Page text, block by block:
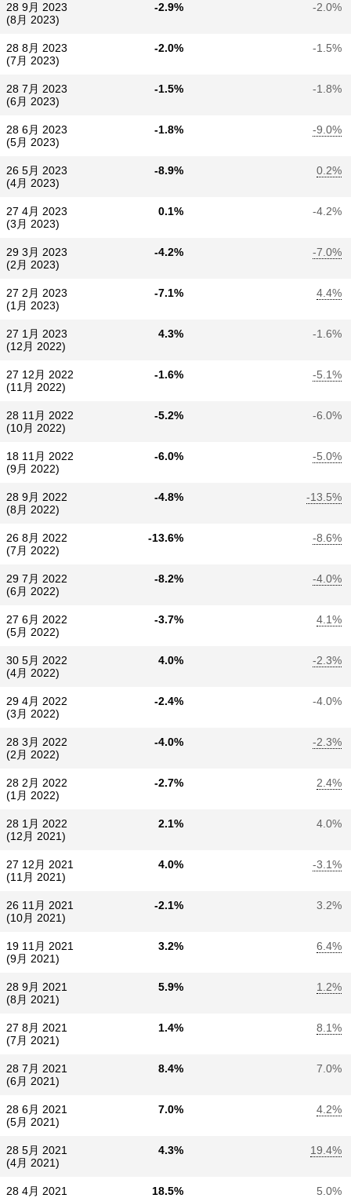
28 9月 2023
(8月 2023)
-2.9% -2.0%
28 8月 2023
(7月 2023)
-2.0% -1.5%
28 7月 2023
(6月 2023)
-1.5% -1.8%
28 6月 2023
(5月 2023)
-1.8% -9.0%
26 5月 2023
(4月 2023)
-8.9% 0.2%
27 4月 2023
(3月 2023)
0.1% -4.2%
29 3月 2023
(2月 2023)
-4.2% -7.0%
27 2月 2023
(1月 2023)
-7.1% 4.4%
27 1月 2023
(12月 2022)
4.3% -1.6%
27 12月 2022
(11月 2022)
-1.6% -5.1%
28 11月 2022
(10月 2022)
-5.2% -6.0%
18 11月 2022
(9月 2022)
-6.0% -5.0%
28 9月 2022
(8月 2022)
-4.8% -13.5%
26 8月 2022
(7月 2022)
-13.6% -8.6%
29 7月 2022
(6月 2022)
-8.2% -4.0%
27 6月 2022
(5月 2022)
-3.7% 4.1%
30 5月 2022
(4月 2022)
4.0% -2.3%
29 4月 2022
(3月 2022)
-2.4% -4.0%
28 3月 2022
(2月 2022)
-4.0% -2.3%
28 2月 2022
(1月 2022)
-2.7% 2.4%
28 1月 2022
(12月 2021)
2.1% 4.0%
27 12月 2021
(11月 2021)
4.0% -3.1%
26 11月 2021
(10月 2021)
-2.1% 3.2%
19 11月 2021
(9月 2021)
3.2% 6.4%
28 9月 2021
(8月 2021)
5.9% 1.2%
27 8月 2021
(7月 2021)
1.4% 8.1%
28 7月 2021
(6月 2021)
8.4% 7.0%
28 6月 2021
(5月 2021)
7.0% 4.2%
28 5月 2021
(4月 2021)
4.3% 19.4%
28 4月 2021
18.5% 5.0%